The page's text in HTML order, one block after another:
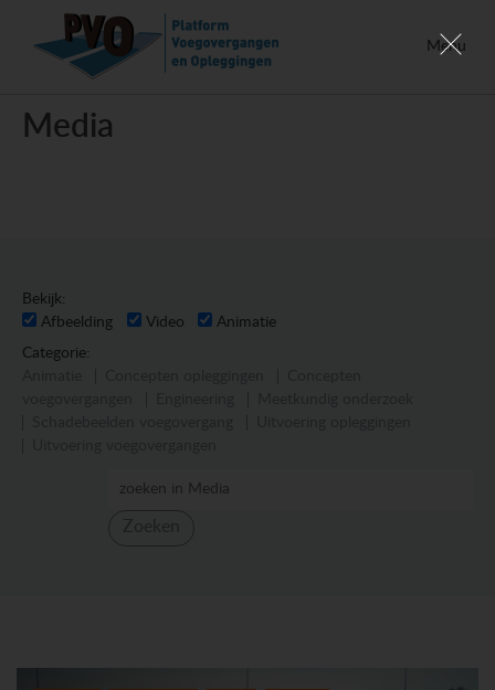
Menu
Media
Bekijk:
Afbeelding
Video
Animatie
Categorie: